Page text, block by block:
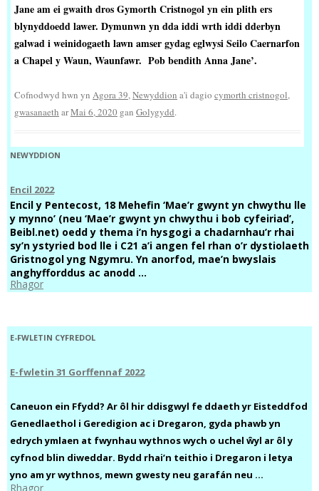
Jane am ei gwaith dros Gymorth Cristnogol yn ein plith ers
blynyddoedd lawer. Dymunwn yn dda iddi wrth iddi dderbyn
galwad i weinidogaeth lawn amser gydag eglwysi Seilo Caernarfon
a Chapel y Waun, Waunfawr. Pob bendith Anna Jane’.
Cofnodwyd hwn yn Agora 39,Newyddion a'i dagio cymorth cristnogol,
gwasanaeth arMai 6, 2020 gan Golygydd.
NEWYDDION
Encil 2022
Encil y Pentecost, 18 Mehefin ‘Mae’r gwynt yn chwythu lle
y mynno’ (neu ‘Mae’r gwynt yn chwythu i bob cyfeiriad’,
Beibl.net) oedd y thema i’n hysgogi a chadarnhau’r rhai
sy’n ystyried bod lle i C21 a’i angen fel rhan o’r dystiolaeth
Gristnogol yng Ngymru. Yn anorfod, mae’n bwyslais
anghyfforddus ac anodd ...
Rhagor
E-FWLETIN CYFREDOL
E-fwletin 31 Gorffennaf 2022
Caneuon ein Ffydd? Ar ôl hir ddisgwyl fe ddaeth yr Eisteddfod
Genedlaethol i Geredigion ac i Dregaron, gyda phawb yn
edrych ymlaen at fwynhau wythnos wych o uchel ŵyl ar ôl y
cyfnod blin diweddar. Bydd rhai’n teithio i Dregaron i letya
yno am yr wythnos, mewn gwesty neu garafán neu ...
Rhagor